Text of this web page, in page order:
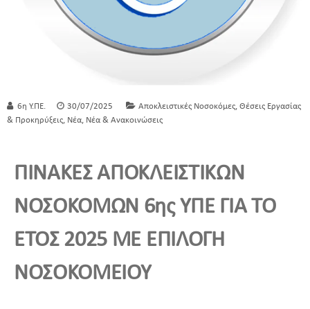
6η Υ.ΠΕ. 30/07/2025 Αποκλειστικές Νοσοκόμες Θέσεις Εργασίας
& Προκηρύξεις Νέα Νέα & Ανακοινώσεις
ΠΙΝΑΚΕΣ ΑΠΟΚΛΕΙΣΤΙΚΩΝ
ΝΟΣΟΚΟΜΩΝ 6ης ΥΠΕ ΓΙΑ ΤΟ
ΕΤΟΣ 2025 ΜΕ ΕΠΙΛΟΓΗ
ΝΟΣΟΚΟΜΕΙΟΥ